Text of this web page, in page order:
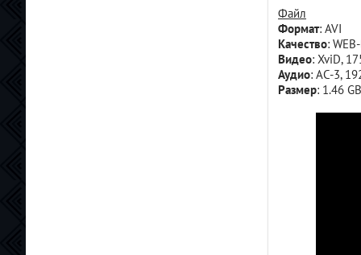
Файл
Формат: AVI
Качество:
Видео: XviD,
Аудио: AC-3,
Размер: 1.46 GB